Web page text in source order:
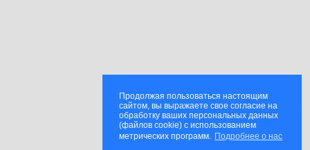
Продолжая пользоваться настоящим
сайтом, вы выражаете свое согласие на
обработку ваших персональных данных
(файлов cookie) с использованием
метрических программ. Подробнее о нас